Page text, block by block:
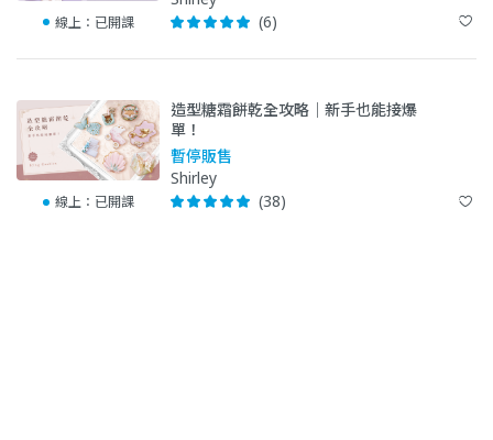
線上： 已開課
(6)
線上： 已開課
造型糖霜餅乾全攻略｜新手也能接爆
單！
暫停販售
Shirley
(38)